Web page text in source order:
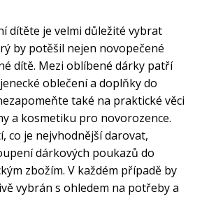
dítěte je velmi důležité vybrat
by potěšil nejen novopečené
dítě. Mezi oblíbené dárky patří
oblečení a doplňky do
také na praktické věci
a kosmetiku pro novorozence.
co je nejvhodnější darovat,
dárkových poukazů do
zbožím. V každém případě by
vybrán s ohledem na potřeby a